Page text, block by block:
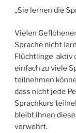
„Sie lernen die
Vielen
Sprache nicht
Flüchtlinge aktiv
einfach zu viele
teilnehmen
dass nicht jede
Sprachkurs
bleibt ihnen
verwehrt.